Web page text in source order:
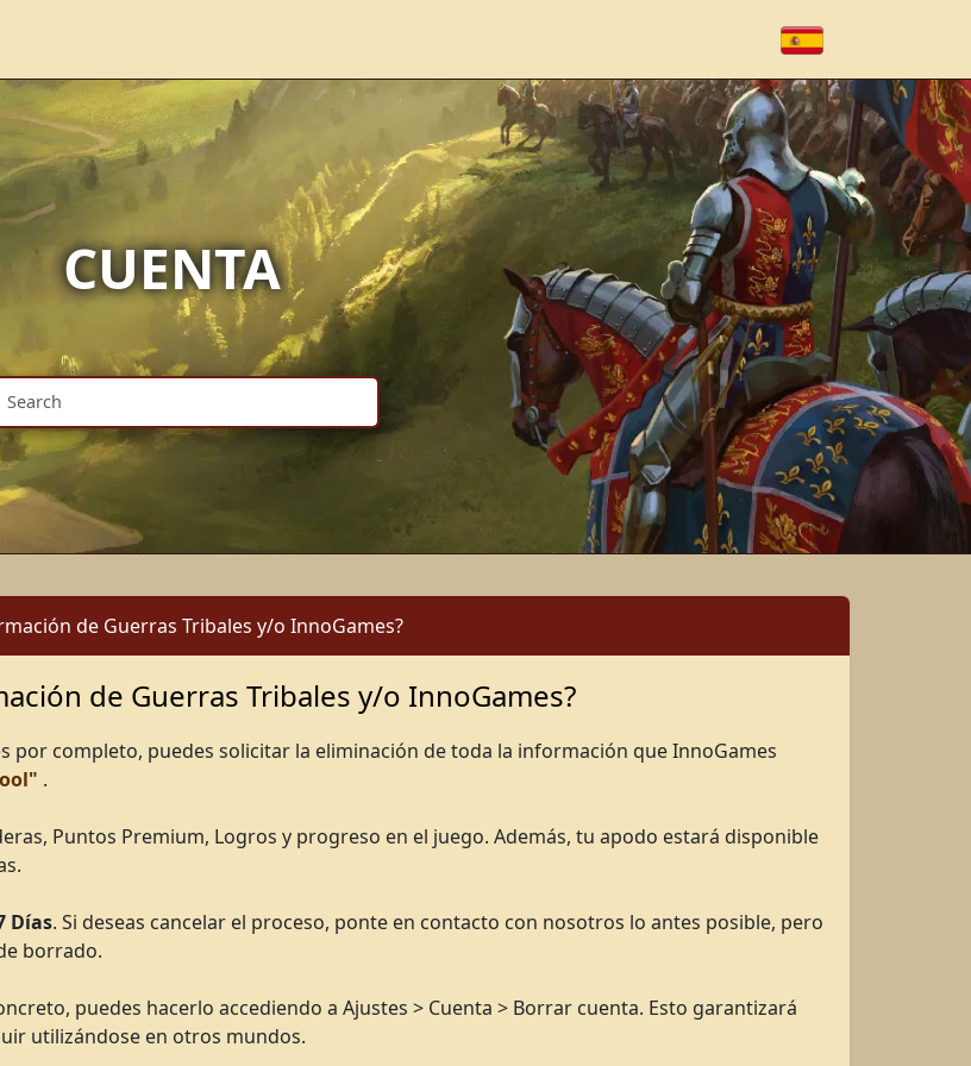
CUENTA
de Guerras Tribales y/o InnoGames?
de Guerras Tribales y/o InnoGames?
por completo, puedes solicitar la eliminación de toda la información que InnoGames
.
Puntos Premium, Logros y progreso en el juego. Además, tu apodo estará disponible
Días. Si deseas cancelar el proceso, ponte en contacto con nosotros lo antes posible, pero
borrado.
puedes hacerlo accediendo a Ajustes > Cuenta > Borrar cuenta. Esto garantizará
utilizándose en otros mundos.